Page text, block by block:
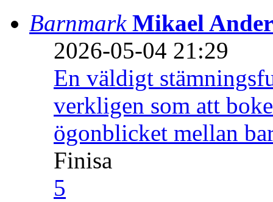
Barnmark Mikael
2026-05-04 21:29
En väldigt
verkligen som att
ögonblicket mellan
Finisa
5